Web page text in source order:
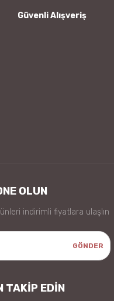
Güvenli Alışveriş
OLUN
indirimli fiyatlara ulaşlın
GÖNDER
TAKİP EDİN